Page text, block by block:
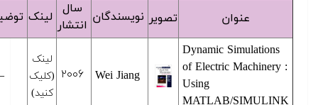
عنوان تصویر نویسندگان
سال
انتشار
لینک توضیحات
Dynamic Simulations
of Electric Machinery :
Using
MATLAB/SIMULINK
Wei Jiang ۲۰۰۶
(کلیک